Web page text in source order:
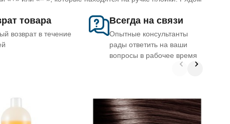
товара
возврат в течение
Всегда на связи
Опытные консультанты
рады ответить на ваши
вопросы в рабочее время